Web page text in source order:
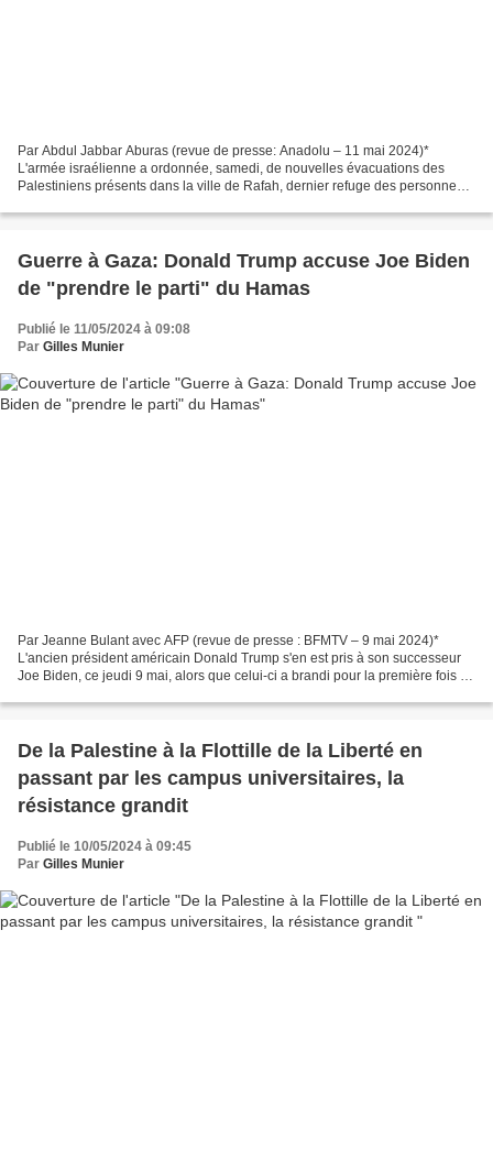
Par Abdul Jabbar Aburas (revue de presse: Anadolu – 11 mai 2024)*
L'armée israélienne a ordonnée, samedi, de nouvelles évacuations des
Palestiniens présents dans la ville de Rafah, dernier refuge des personnes
Guerre à Gaza: Donald Trump accuse Joe Biden
de "prendre le parti" du Hamas
Publié le 11/05/2024 à 09:08
Par Gilles Munier
Par Jeanne Bulant avec AFP (revue de presse : BFMTV – 9 mai 2024)*
L'ancien président américain Donald Trump s'en est pris à son successeur
Joe Biden, ce jeudi 9 mai, alors que celui-ci a brandi pour la première fois la
De la Palestine à la Flottille de la Liberté en
passant par les campus universitaires, la
résistance grandit
Publié le 10/05/2024 à 09:45
Par Gilles Munier